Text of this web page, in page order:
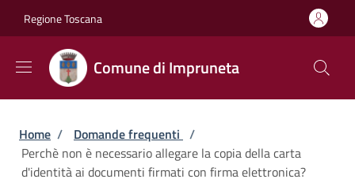
Regione Toscana
Comune di Impruneta
Briciole di pane
Home / Domande frequenti /
Perchè non è necessario allegare la copia della carta
d'identità ai documenti firmati con firma elettronica?